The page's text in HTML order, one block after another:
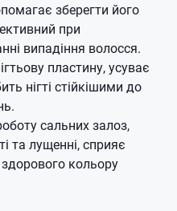
зберегти його
при
випадіння волосся.
пластину, усуває
нігті стійкішими до
сальних залоз,
та лущенні, сприяє
здорового кольору